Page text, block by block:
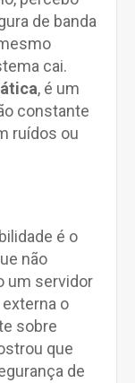
de banda
cai.
, é um
constante
ruídos ou
é o
não
um servidor
o
sobre
que
de